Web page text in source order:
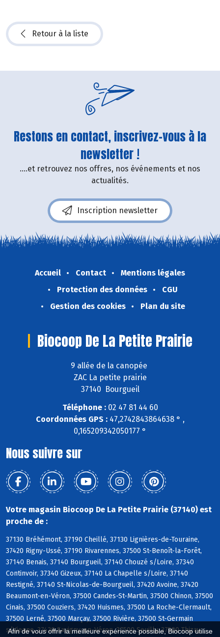
Afin de vous offrir la meilleure expérience possible, Biocoop utilise
Retour à la liste
Restons en contact, inscrivez-vous à la
newsletter !
....et retrouvez nos offres, nos événements et nos
actualités.
Inscription newsletter
Accueil Contact
Mentions légales
Protection des données
CGU
Gestion des cookies
Plan du site
Biocoop De La Petite Prairie
9 allée de la canopée
ZAC La petite prairie
37140 Bourgueil
Téléphone :02 47 81 44 60
Coordonnées GPS :47,2742843864638 ° ,
0,165209342050177 °
Nous suivre sur
Votre magasin Biocoop De La Petite Prairie (37140) est
proche de :
37130 Bréhémont, 37190 Cheillé, 37130 Lignières-de-Touraine,
37420 Rigny-Ussé, 37190 Rivarennes, 37500 St-Benoît-la-Forêt,
37140 Benais, 37140 Bourgueil, 37140 Chouzé s/Loire, 37340
Continvoir, 37340 Gizeux, 37140 La Chapelle s/Loire, 37140
Restigné, 37140 St-Nicolas-de-Bourgueil, 37420 Avoine, 37420
Beaumont-en-Véron, 37500 Candes-St-Martin, 37500 Chinon, 37500
Cinais, 37500 Couziers, 37420 Huismes, 37500 La Roche-Clermault,
37500 Lerné, 37500 Marçay, 37500 Rivière, 37500 St-Germain
s/Vienne, 37420 Savigny-en-Véron, 37500 Seuilly, 37500 Thizay,